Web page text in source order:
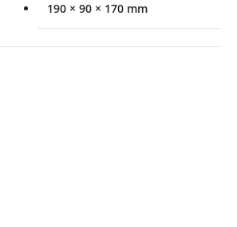
190 × 90 × 170 mm